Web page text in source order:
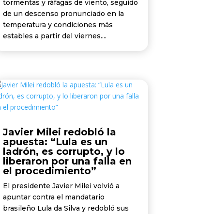
tormentas y ráfagas de viento, seguido
de un descenso pronunciado en la
temperatura y condiciones más
estables a partir del viernes....
Javier Milei redobló la
apuesta: “Lula es un
ladrón, es corrupto, y lo
liberaron por una falla en
el procedimiento”
El presidente Javier Milei volvió a
apuntar contra el mandatario
brasileño Lula da Silva y redobló sus